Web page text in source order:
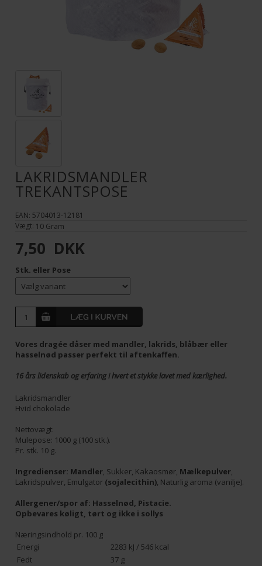
LAKRIDSMANDLER
TREKANTSPOSE
EAN: 5704013-12181
Vægt: 10 Gram
7,50 DKK
Stk. eller Pose
Vores dragée dåser med mandler, lakrids, blåbær eller
hasselnød passer perfekt til aftenkaffen.
16 års lidenskab og erfaring i hvert et stykke lavet med kærlighed.
Lakridsmandler
Hvid chokolade
Nettovægt:
Mulepose: 1000 g (100 stk.).
Pr. stk. 10 g.
Ingredienser: Mandler, Sukker, Kakaosmør, Mælkepulver,
Lakridspulver, Emulgator (sojalecithin), Naturlig aroma (vanilje).
Allergener/spor af: Hasselnød, Pistacie.
Opbevares køligt, tørt og ikke i sollys
Næringsindhold pr. 100 g
Energi
2283 kJ / 546 kcal
Fedt
37 g